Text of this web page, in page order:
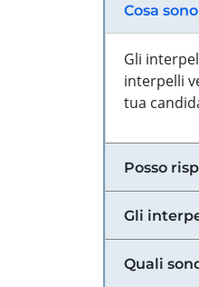
Cosa
Gli
interpelli
tua
Posso
Gli
Quali